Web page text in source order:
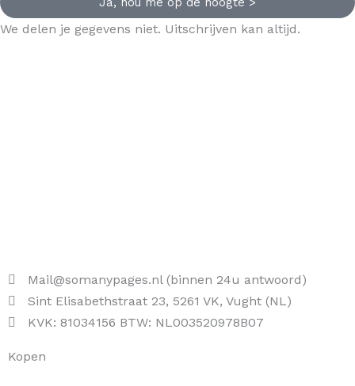
We delen je gegevens niet. Uitschrijven kan altijd.
Mail@somanypages.nl (binnen 24u antwoord)
Sint Elisabethstraat 23, 5261 VK, Vught (NL)
KVK: 81034156 BTW: NL003520978B07
Kopen